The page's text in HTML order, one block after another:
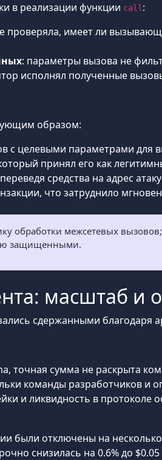
в реализации функции call :
проверяла, имеет ли
: параметры вызова не
исполнял полученные
образом:
целевыми параметрами для
принял его как
средства на адрес
что затруднило
обработки межсетевых
защищенными.
масштаб и
сдержанными благодаря
точная сумма не раскрыта
команды разработчиков и
и ликвидность в протоколе
были отключены на
снизилась на 0.6% до